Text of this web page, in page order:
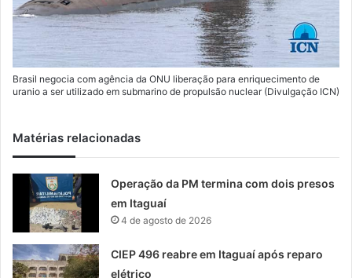
Brasil negocia com agência da ONU liberação para enriquecimento de
uranio a ser utilizado em submarino de propulsão nuclear (Divulgação ICN)
Matérias relacionadas
Operação da PM termina com dois presos
em Itaguaí
4 de agosto de 2026
CIEP 496 reabre em Itaguaí após reparo
elétrico